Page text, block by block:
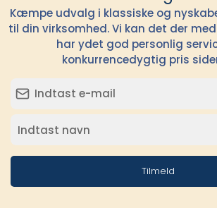
Kæmpe udvalg i klassiske og
til din virksomhed. Vi kan det der
har ydet god personlig
konkurrencedygtig pris
Tilmeld